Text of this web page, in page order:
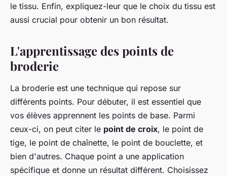
le tissu. Enfin, expliquez-leur que le choix du tissu est
aussi crucial pour obtenir un bon résultat.
L'apprentissage des points de
broderie
La broderie est une technique qui repose sur
différents points. Pour débuter, il est essentiel que
vos élèves apprennent les points de base. Parmi
ceux-ci, on peut citer le point de croix, le point de
tige, le point de chaînette, le point de bouclette, et
bien d'autres. Chaque point a une application
spécifique et donne un résultat différent. Choisissez